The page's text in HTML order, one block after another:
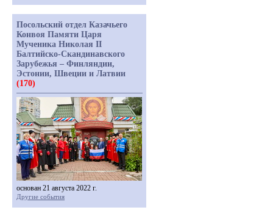
Посольский отдел Казачьего
Конвоя Памяти Царя
Мученика Николая II
Балтийско-Скандинавского
Зарубежья – Финляндии,
Эстонии, Швеции и Латвии
(170)
основан 21 августа 2022 г.
Другие события